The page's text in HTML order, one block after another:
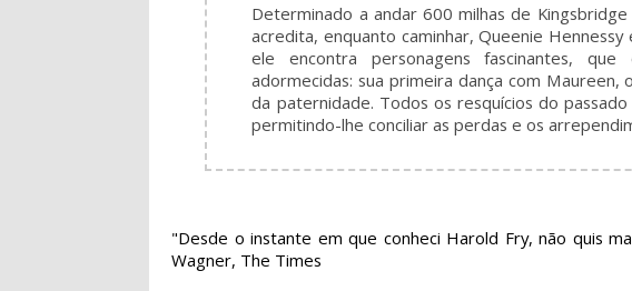
Determinado a andar 600 milhas de
acredita, enquanto caminhar, Queenie
ele encontra personagens fascinantes,
adormecidas: sua primeira dança com Maureen,
da paternidade. Todos os resquícios do
permitindo-lhe conciliar as perdas e os
"Desde o instante em que conheci Harold Fry, não quis
Wagner, The Times